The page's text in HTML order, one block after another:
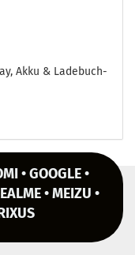
Akku & La­de­buch­
• GOOGLE •
• MEIZU •